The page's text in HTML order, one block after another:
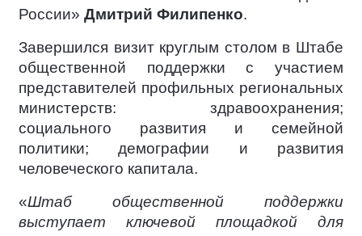
России» Дмитрий Филипенко.
Завершился визит круглым столом в Штабе
общественной поддержки с участием
представителей профильных региональных
министерств: здравоохранения;
социального развития и семейной
политики; демографии и развития
человеческого капитала.
«Штаб общественной поддержки
выступает ключевой площадкой для